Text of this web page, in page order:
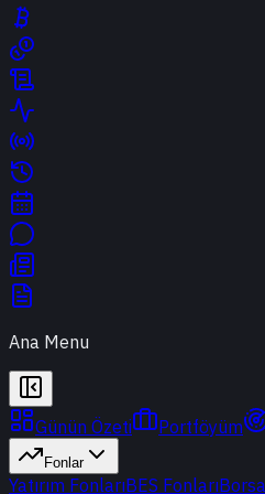
Ana Menu
Günün Özeti Portföyüm
Fonlar
Yatırım FonlarıBES Fonları